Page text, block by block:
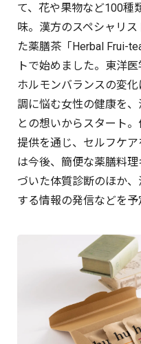
て、花や果物など100種
味。漢方のスペシャリ
た薬膳茶「Herbal Frui-
トで始めました。東洋医
ホルモンバランスの変
調に悩む女性の健康を
との想いからスタート
提供を通じ、セルフケ
は今後、簡便な薬膳料
づいた体質診断のほか
する情報の発信などを予